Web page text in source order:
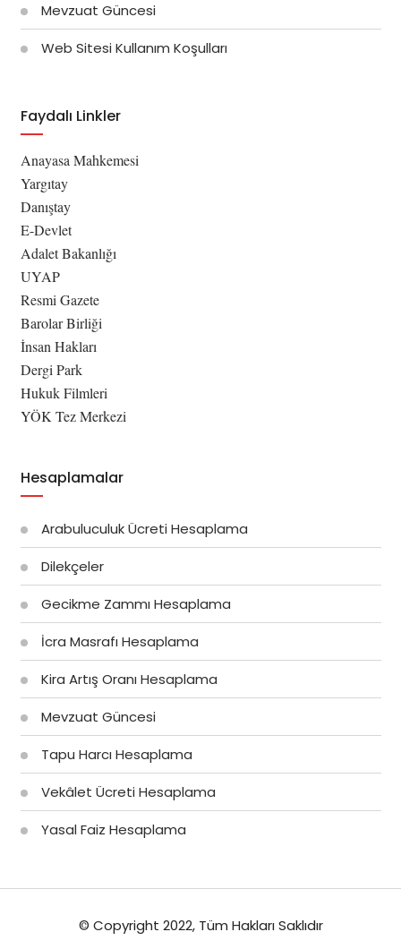
Mevzuat Güncesi
Web Sitesi Kullanım Koşulları
Faydalı Linkler
Anayasa Mahkemesi
Yargıtay
Danıştay
E-Devlet
Adalet Bakanlığı
UYAP
Resmi Gazete
Barolar Birliği
İnsan Hakları
Dergi Park
Hukuk Filmleri
YÖK Tez Merkezi
Hesaplamalar
Arabuluculuk Ücreti Hesaplama
Dilekçeler
Gecikme Zammı Hesaplama
İcra Masrafı Hesaplama
Kira Artış Oranı Hesaplama
Mevzuat Güncesi
Tapu Harcı Hesaplama
Vekâlet Ücreti Hesaplama
Yasal Faiz Hesaplama
© Copyright 2022, Tüm Hakları Saklıdır